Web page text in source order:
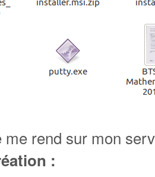
me rend sur mon
: